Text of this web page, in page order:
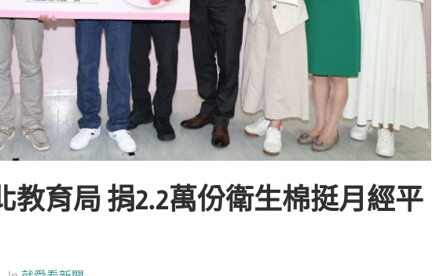
教育局 捐2.2萬份衛生棉挺月經平